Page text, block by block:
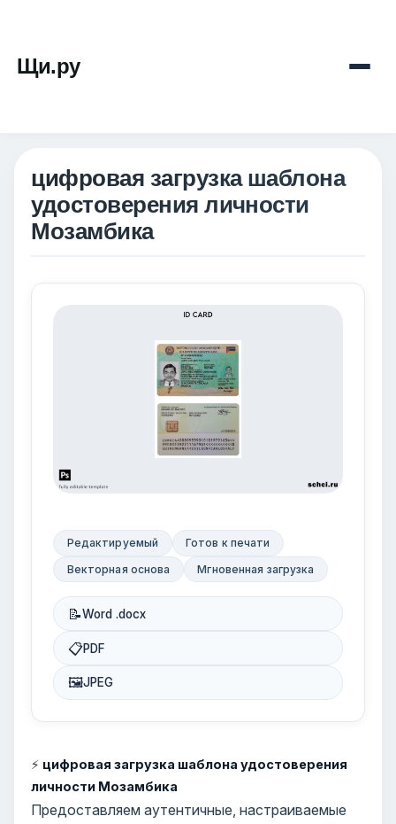
Щи.ру
цифровая загрузка шаблона
удостоверения личности
Мозамбика
Редактируемый
Готов к печати
Векторная основа
Мгновенная загрузка
📝Word .docx
📋PDF
🖼JPEG
⚡ цифровая загрузка шаблона удостоверения
личности Мозамбика
Предоставляем аутентичные, настраиваемые